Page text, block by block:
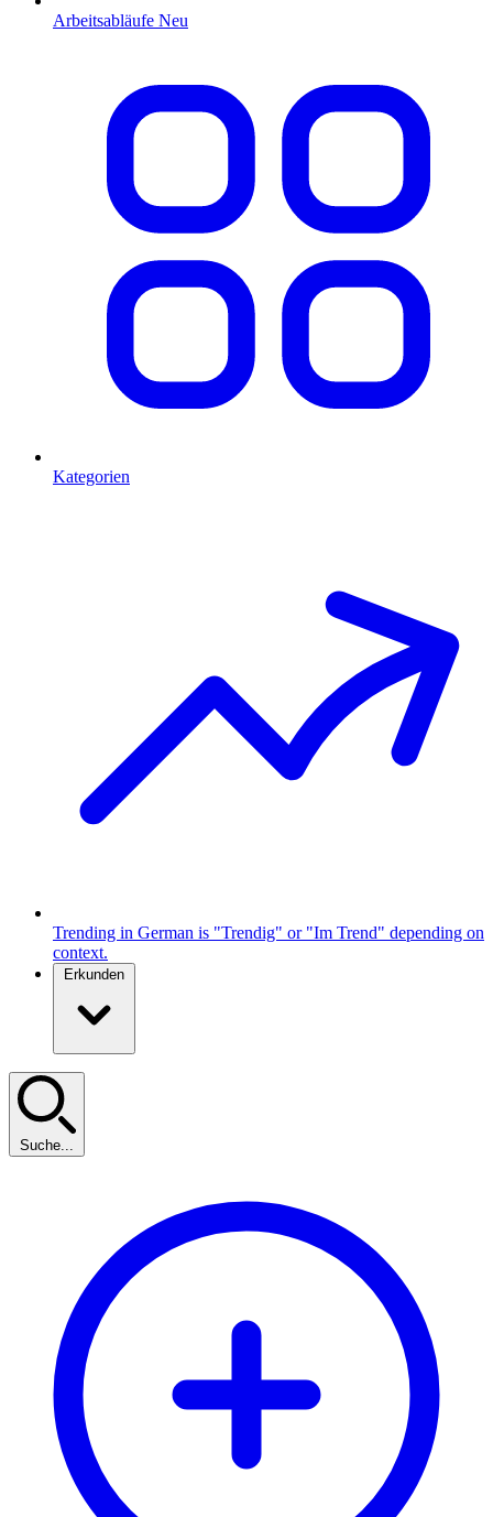
Arbeitsabläufe Neu
Kategorien
Trending in German is "Trendig" or "Im Trend" depending on
context.
Erkunden
Suche...